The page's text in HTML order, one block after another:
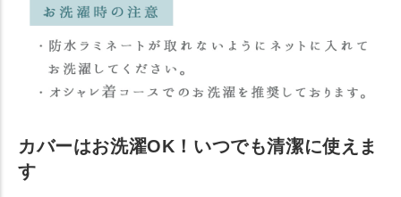
カバーはお洗濯OK！いつでも清潔に使えま
す